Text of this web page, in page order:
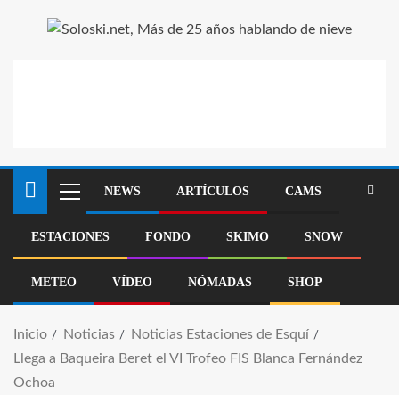
NEWS ARTÍCULOS CAMS
ESTACIONES FONDO SKIMO SNOW
METEO VÍDEO NÓMADAS SHOP
Inicio Noticias
Noticias Estaciones de Esquí
Llega a Baqueira Beret el VI Trofeo FIS Blanca Fernández
Ochoa